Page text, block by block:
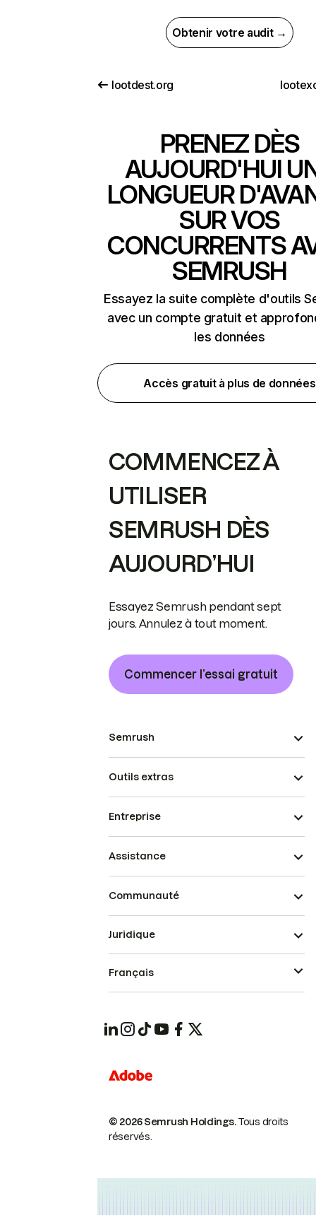
Obtenir votre audit →
lootdest.org
PRENEZ DÈS
AUJOURD'HUI
LONGUEUR
SUR VOS
CONCURRENTS
SEMRUSH
Essayez la suite complète d'outils
avec un compte gratuit et
les données
Accès gratuit à plus de données
COMMENCEZ À
UTILISER
SEMRUSH DÈS
AUJOURD’HUI
Essayez Semrush pendant sept
jours. Annulez à tout moment.
Commencer l’essai gratuit
Semrush
Outils extras
Entreprise
Assistance
Communauté
© 2026 Semrush Holdings.Tous droits
réservés.
Juridique
Français